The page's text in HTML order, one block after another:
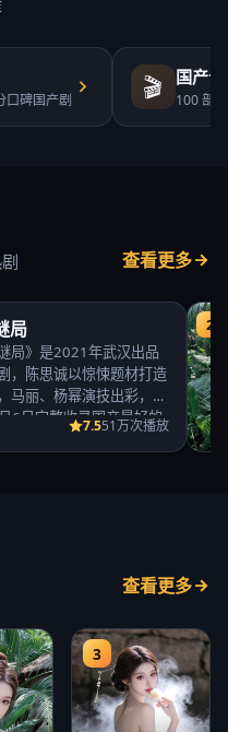
口碑国产剧 🎬 国产
100部 ·
查看更多
局
局》是2021年武汉出品
，陈思诚以惊悚题材打造
马丽、杨幂演技出彩，
6日完整收录国产最好的
7.551万次播放
2
查看更多
3